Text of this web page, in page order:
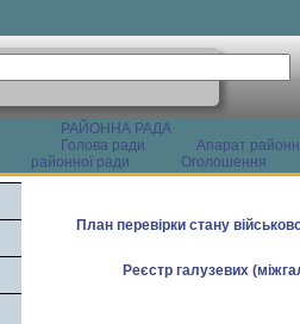
РАЙОННА РАДА
Голова ради
Апарат
районної ради
Оголошення
План перевірки стану
Реєстр галузевих